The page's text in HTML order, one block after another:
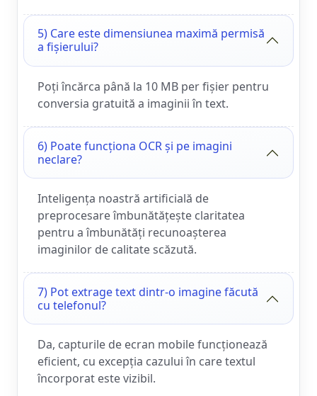
5) Care este dimensiunea maximă permisă
a fișierului?
Poți încărca până la 10 MB per fișier pentru
conversia gratuită a imaginii în text.
6) Poate funcționa OCR și pe imagini
neclare?
Inteligența noastră artificială de
preprocesare îmbunătățește claritatea
pentru a îmbunătăți recunoașterea
imaginilor de calitate scăzută.
7) Pot extrage text dintr-o imagine făcută
cu telefonul?
Da, capturile de ecran mobile funcționează
eficient, cu excepția cazului în care textul
încorporat este vizibil.